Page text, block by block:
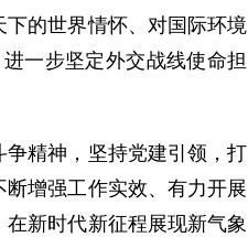
的世界情怀、对国际环境
一步坚定外交战线使命担
精神，坚持党建引领，打
增强工作实效、有力开展
新时代新征程展现新气象